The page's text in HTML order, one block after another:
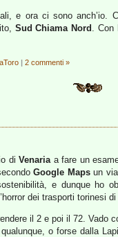
e ora ci sono anch’io.
Sud Chiama Nord . Con
| 2 commenti »
di Venariaa fare un
Google Mapsun
e dunque ho
dei trasporti torinesi
il 2 e poi il 72. Vado
o forse dalla